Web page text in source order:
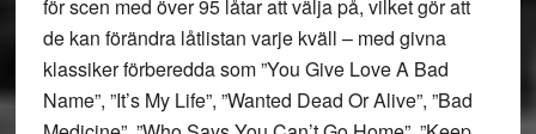
för scen med över 95 låtar att välja på, vilket gör att
de kan förändra låtlistan varje kväll – med givna
klassiker förberedda som ”You Give Love A Bad
Name”, ”It’s My Life”, ”Wanted Dead Or Alive”, ”Bad